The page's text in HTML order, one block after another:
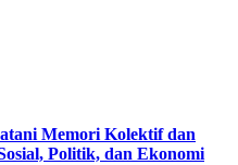
Memori Kolektif dan
Politik, dan Ekonomi